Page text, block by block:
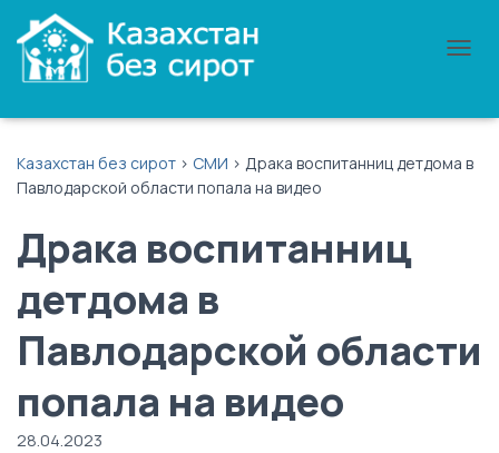
Л
В
И
Казахстан без сирот > СМИ > Драка воспитанниц детдома в
Павлодарской области попала на видео
Драка воспитанниц
детдома в
Павлодарской области
попала на видео
28.04.2023